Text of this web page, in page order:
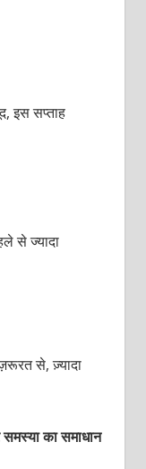
इस सप्ताह
से ज्यादा
से, ज़्यादा
का समाधान